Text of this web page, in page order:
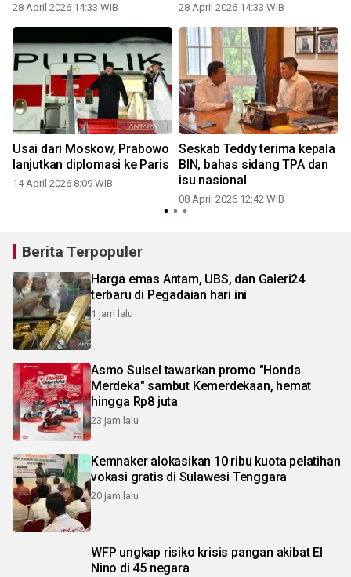
28 April 2026 14:33 WIB 28 April 2026 14:33 WIB
Usai dari Moskow, Prabowo
lanjutkan diplomasi ke Paris
14 April 2026 8:09 WIB
Seskab Teddy terima kepala
BIN, bahas sidang TPA dan
isu nasional
08 April 2026 12:42 WIB
Berita Terpopuler
Harga emas Antam, UBS, dan Galeri24
terbaru di Pegadaian hari ini
1 jam lalu
Asmo Sulsel tawarkan promo "Honda
Merdeka" sambut Kemerdekaan, hemat
hingga Rp8 juta
23 jam lalu
Kemnaker alokasikan 10 ribu kuota pelatihan
vokasi gratis di Sulawesi Tenggara
20 jam lalu
WFP ungkap risiko krisis pangan akibat El
Nino di 45 negara